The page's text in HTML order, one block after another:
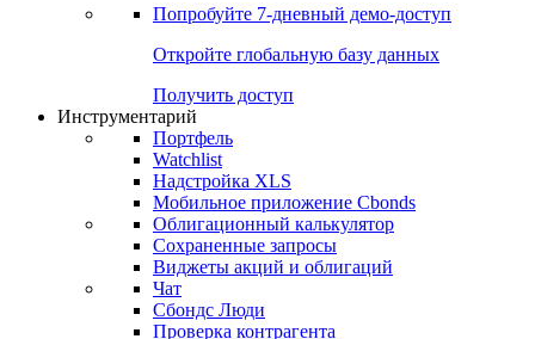
Прогнозы
Консенсусы
Попробуйте7-дневный
Откройте глобальную базу данных
Получить доступ
Инструментарий
Портфель
Watchlist
Надстройка XLS
Мобильное приложение Cbonds
Облигационный калькулятор
Сохраненные запросы